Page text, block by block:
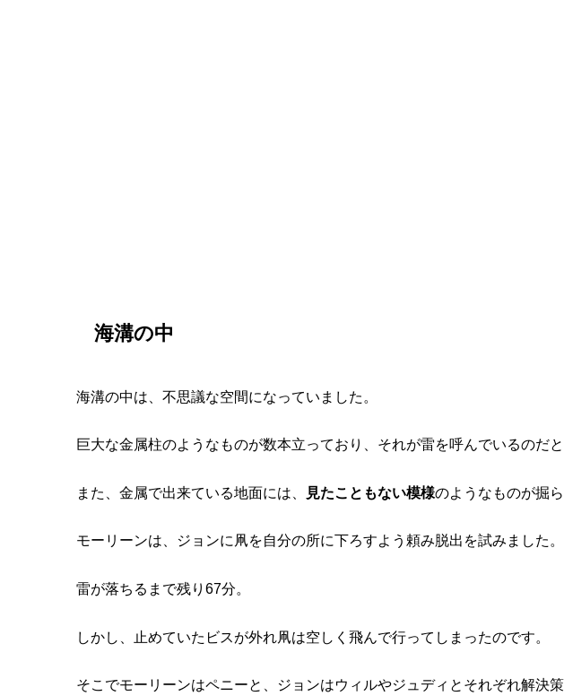
海溝の中
海溝の中は、不思議な空間になっていました。
巨大な金属柱のようなものが数本立っており、それが雷を呼んでいるのだ
また、金属で出来ている地面には、 見たこともない模様のようなものが掘
モーリーンは、ジョンに凧を自分の所に下ろすよう頼み脱出を試みました。
雷が落ちるまで残り67分。
しかし、止めていたビスが外れ凧は空しく飛んで行ってしまったのです。
そこでモーリーンはペニーと、ジョンはウィルやジュディとそれぞれ解決